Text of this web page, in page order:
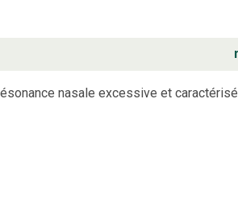
nasale excessive et